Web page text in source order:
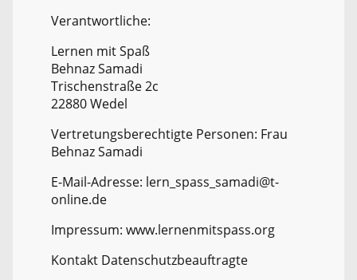
Verantwortliche:
Lernen mit Spaß
Behnaz Samadi
Trischenstraße 2c
22880 Wedel
Vertretungsberechtigte Personen: Frau
Behnaz Samadi
E-Mail-Adresse: lern_spass_samadi@t-
online.de
Impressum: www.lernenmitspass.org
Kontakt Datenschutzbeauftragte